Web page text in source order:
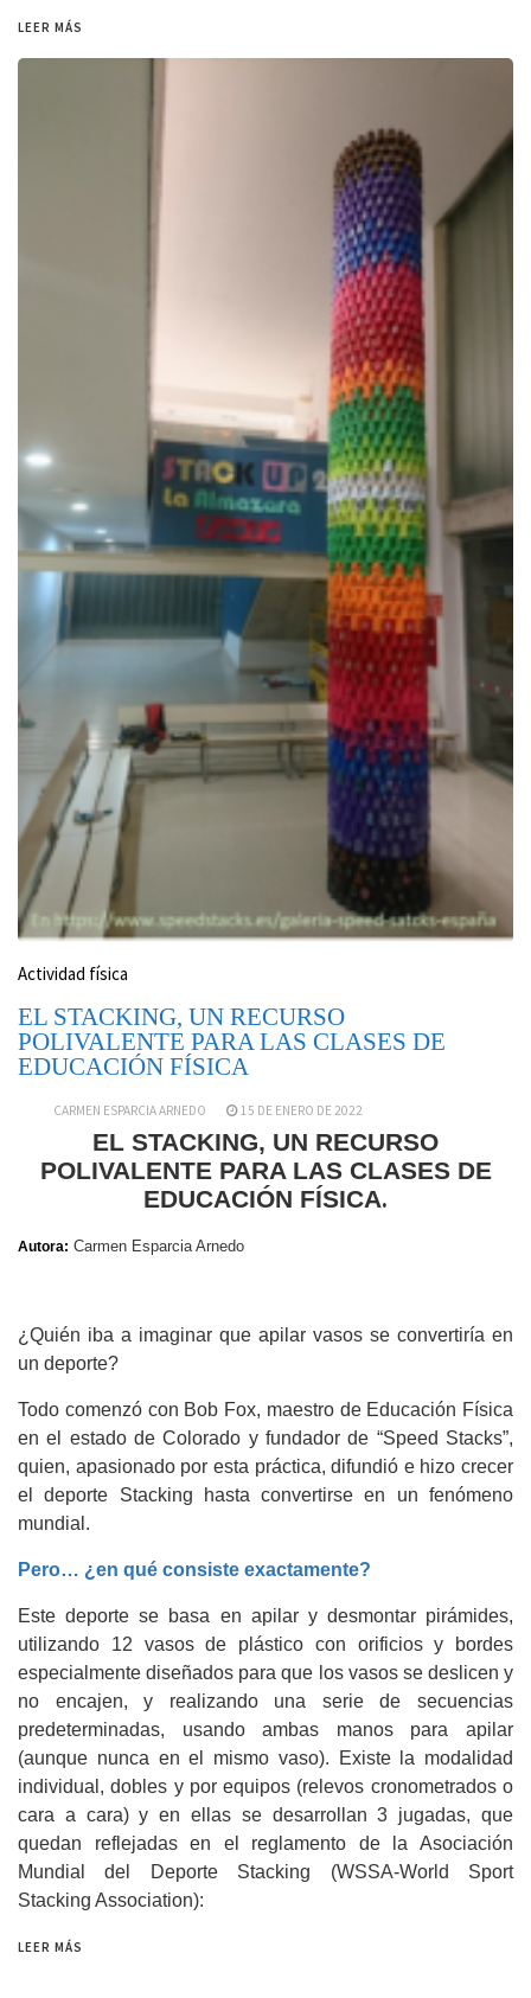
LEER MÁS
Actividad física
EL STACKING, UN RECURSO
POLIVALENTE PARA LAS CLASES DE
EDUCACIÓN FÍSICA
CARMEN ESPARCIA ARNEDO 15 DE ENERO DE 2022
EL STACKING, UN RECURSO
POLIVALENTE PARA LAS CLASES DE
EDUCACIÓN FÍSICA.
Autora: Carmen Esparcia Arnedo
¿Quién iba a imaginar que apilar vasos se convertiría en
un deporte?
Todo comenzó con Bob Fox, maestro de Educación Física
en el estado de Colorado y fundador de “Speed Stacks”,
quien, apasionado por esta práctica, difundió e hizo crecer
el deporte Stacking hasta convertirse en un fenómeno
mundial.
Pero… ¿en qué consiste exactamente?
Este deporte se basa en apilar y desmontar pirámides,
utilizando 12 vasos de plástico con orificios y bordes
especialmente diseñados para que los vasos se deslicen y
no encajen, y realizando una serie de secuencias
predeterminadas, usando ambas manos para apilar
(aunque nunca en el mismo vaso). Existe la modalidad
individual, dobles y por equipos (relevos cronometrados o
cara a cara) y en ellas se desarrollan 3 jugadas, que
quedan reflejadas en el reglamento de la Asociación
Mundial del Deporte Stacking (WSSA-World Sport
Stacking Association):
LEER MÁS